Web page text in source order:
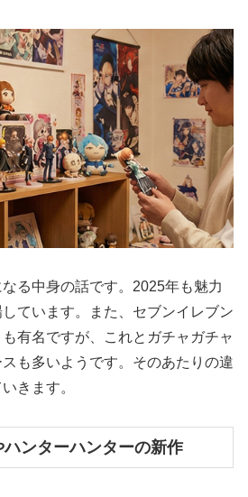
る中身の話です。2025年も魅力
ています。また、セブンイレブン
有名ですが、これとガチャガチャ
も多いようです。そのあたりの違
きます。
ハンターハンターの新作